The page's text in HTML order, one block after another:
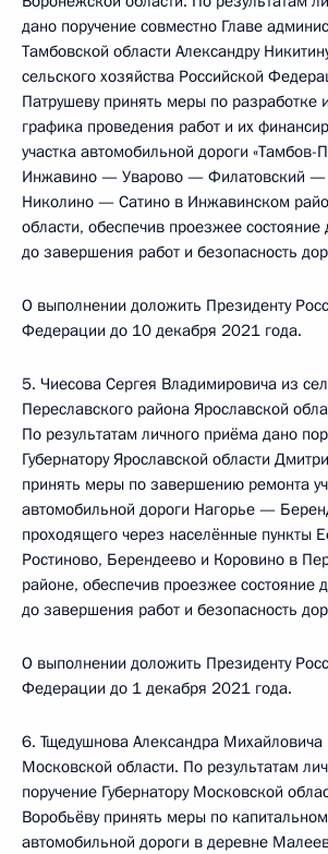
дано поручение совместно Главе
Тамбовской области Александру
сельского хозяйства Российской
Патрушеву принять меры по разработке
графика проведения работ и их
участка автомобильной дороги
Инжавино — Уварово — Филатовский
Николино — Сатино в Инжавинском
области, обеспечив проезжее состояние
до завершения работ и безопасность
О выполнении доложить Президенту
Федерации до 10 декабря 2021 года.
5. Чиесова Сергея Владимировича из
Переславского района Ярославской
По результатам личного приёма дано
Губернатору Ярославской области
принять меры по завершению ремонта
автомобильной дороги Нагорье —
проходящего через населённые пункты
Ростиново, Берендеево и Коровино в
районе, обеспечив проезжее состояние
до завершения работ и безопасность
О выполнении доложить Президенту
Федерации до 1 декабря 2021 года.
6. Тщедушнова Александра Михайловича
Московской области. По результатам
поручение Губернатору Московской
Воробьёву принять меры по
автомобильной дороги в деревне